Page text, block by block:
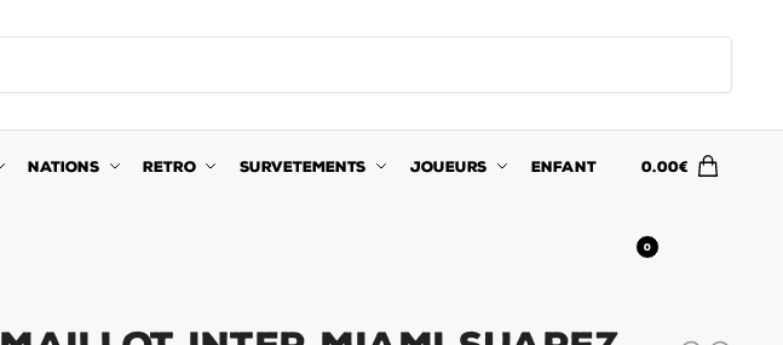
NATIONS RETRO SURVETEMENTS JOUEURS ENFANT 0.00€
0